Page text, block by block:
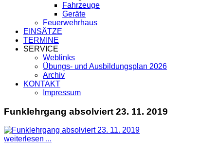
Fahrzeuge
Geräte
Feuerwehrhaus
EINSÄTZE
TERMINE
SERVICE
Weblinks
Übungs- und Ausbildungsplan 2026
Archiv
KONTAKT
Impressum
Funklehrgang absolviert 23. 11. 2019
weiterlesen ...